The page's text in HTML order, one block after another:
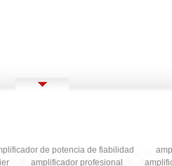
de potencia de fiabilidad
amplificador profesional